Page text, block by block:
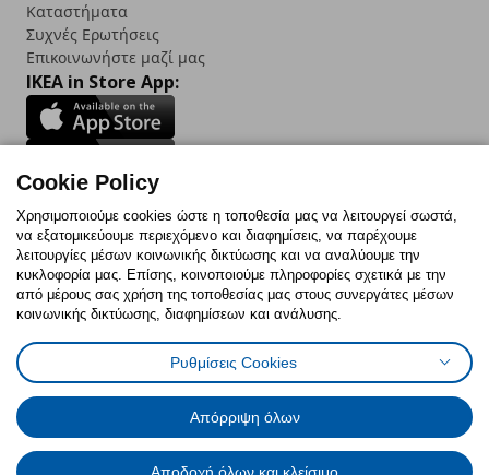
Καταστήματα
Συχνές Ερωτήσεις
Επικοινωνήστε μαζί μας
IKEA in Store App:
Follow us:
FacebookInstagram
TikTokYoutubePinterestTwitter
Πολιτική CookiesΔήλωση ψηφιακής προσβασιμότητας
Έντυπο Επιστροφής / ΑκύρωσηςΡυθμίσεις cookiesΌροι Χρήσης
Γενική Πολιτική Προσωπικών Δεδομένων
Πολιτική Προσωπικών Δεδομένων για IKEA.com.cy
Cookie Policy
Χρησιμοποιούμε cookies ώστε η τοποθεσία μας να λειτουργεί σωστά,
να εξατομικεύουμε περιεχόμενο και διαφημίσεις, να παρέχουμε
λειτουργίες μέσων κοινωνικής δικτύωσης και να αναλύουμε την
κυκλοφορία μας. Επίσης, κοινοποιούμε πληροφορίες σχετικά με την
από μέρους σας χρήση της τοποθεσίας μας στους συνεργάτες μέσων
κοινωνικής δικτύωσης, διαφημίσεων και ανάλυσης.
Ρυθμίσεις Cookies
Απόρριψη όλων